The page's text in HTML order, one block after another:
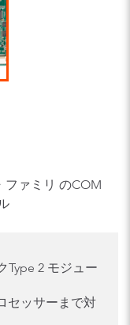
ァミリ のCOM
Type 2 モジュー
セッサーまで対